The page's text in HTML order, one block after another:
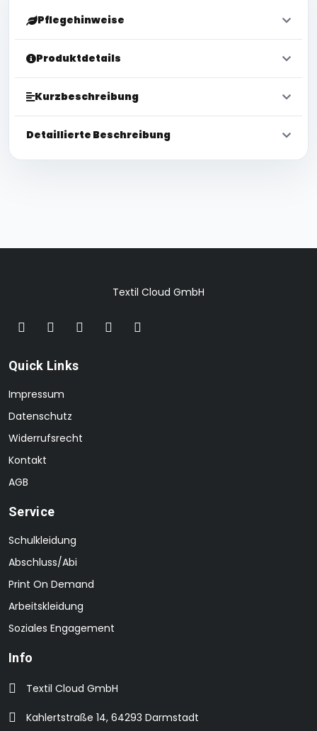
Pflegehinweise
Produktdetails
Kurzbeschreibung
Detaillierte Beschreibung
Textil Cloud GmbH
Quick Links
Impressum
Datenschutz
Widerrufsrecht
Kontakt
AGB
Service
Schulkleidung
Abschluss/Abi
Print On Demand
Arbeitskleidung
Soziales Engagement
Info
Textil Cloud GmbH
Kahlertstraße 14, 64293 Darmstadt